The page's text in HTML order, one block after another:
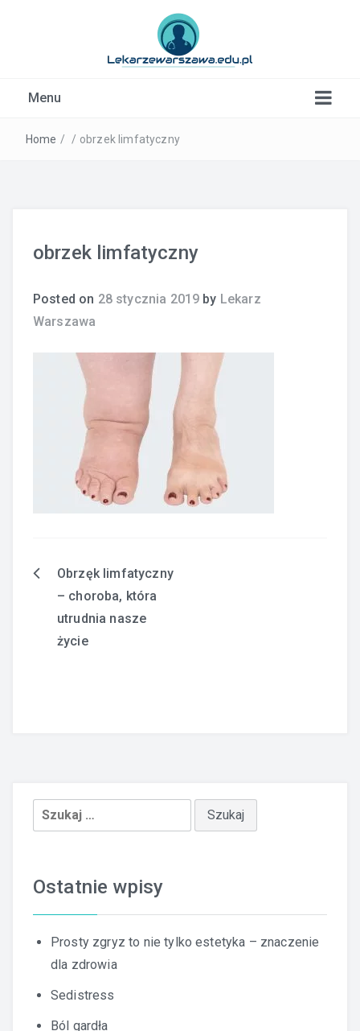
Menu
Home / / obrzek limfatyczny
obrzek limfatyczny
Posted on 28 stycznia 2019 by Lekarz
Warszawa
Nawigacja
wpisu
Obrzęk limfatyczny
– choroba, która
utrudnia nasze
życie
Szukaj:
Ostatnie wpisy
Prosty zgryz to nie tylko estetyka – znaczenie
dla zdrowia
Sedistress
Ból gardła